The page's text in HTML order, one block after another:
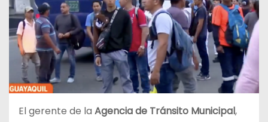
El gerente de la Agencia de Tránsito Municipal,